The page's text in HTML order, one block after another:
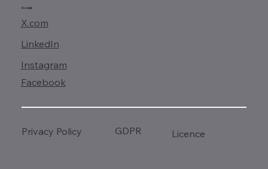
Social
X.com
LinkedIn
Instagram
Facebook
Privacy Policy GDPR Licence